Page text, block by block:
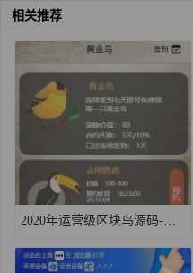
相关推荐
2020年运营级区块鸟源码-定制版黄金鸟区块养殖区块宠物系统